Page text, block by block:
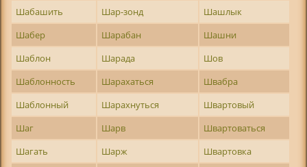
Шабашить
Шар-зонд
Шашлык
Шабер
Шарабан
Шашни
Шаблон
Шарада
Шов
Шаблонность
Шарахаться
Швабра
Шаблонный
Шарахнуться
Швартовый
Шаг
Шарв
Швартоваться
Шагать
Шарж
Швартовка